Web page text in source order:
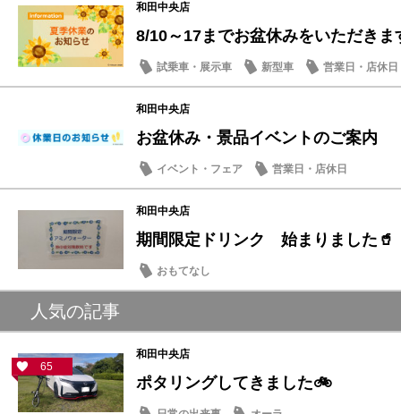
和田中央店
8/10～17までお盆休みをいただきま
試乗車・展示車 新型車 営業日・店休日
和田中央店
お盆休み・景品イベントのご案内
イベント・フェア 営業日・店休日
和田中央店
期間限定ドリンク 始まりました🥤
おもてなし
人気の記事
65
和田中央店
ポタリングしてきました🚲